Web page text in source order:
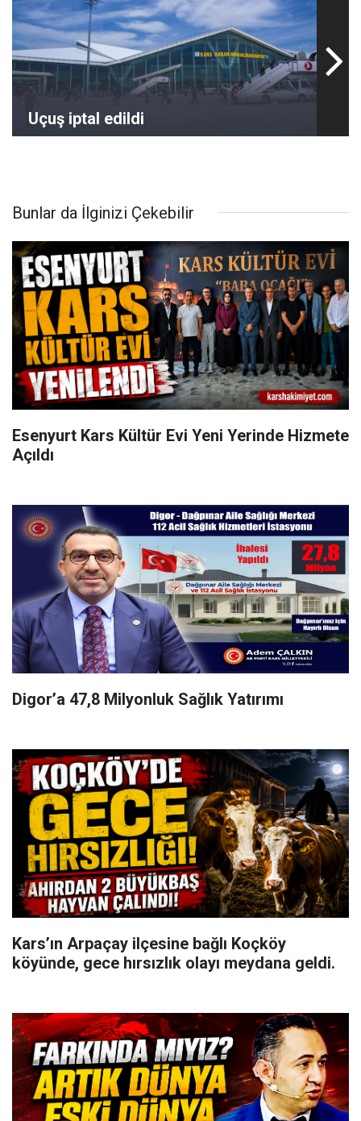
Uçuş iptal edildi
Bunlar da İlginizi Çekebilir
Esenyurt Kars Kültür Evi Yeni Yerinde Hizmete
Açıldı
Digor’a 47,8 Milyonluk Sağlık Yatırımı
Kars’ın Arpaçay ilçesine bağlı Koçköy
köyünde, gece hırsızlık olayı meydana geldi.